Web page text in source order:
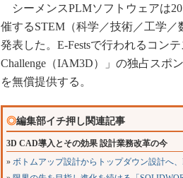
シーメンスPLMソフトウェアは
催するSTEM（科学／技術／工学／
発表した。E-Festsで行われるコン
Challenge（IAM3D）」の独占スポ
を無償提供する。
◎編集部イチ押し関連記事
3D CAD導入とその効果 設計業務改革の今
» ボトムアップ設計からトップダウン設計へ